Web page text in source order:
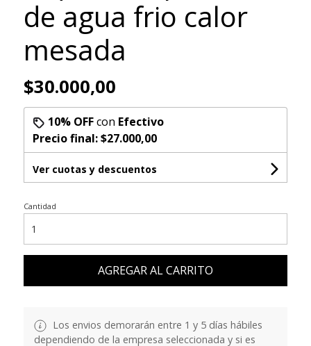
de agua frio calor
mesada
$30.000,00
10% OFFcon Efectivo
Precio final:$27.000,00
Ver cuotas y descuentos
Cantidad
AGREGAR AL CARRITO
Los envios demorarán entre 1 y 5 días hábiles
dependiendo de la empresa seleccionada y si es